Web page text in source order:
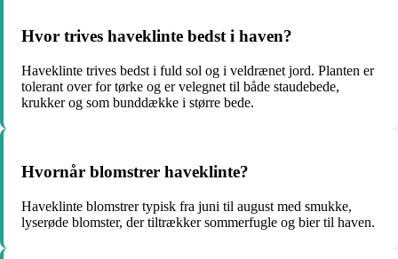
Hvor trives haveklinte bedst i haven?
Haveklinte trives bedst i fuld sol og i veldrænet jord. Planten er
tolerant over for tørke og er velegnet til både staudebede,
krukker og som bunddække i større bede.
Hvornår blomstrer haveklinte?
Haveklinte blomstrer typisk fra juni til august med smukke,
lyserøde blomster, der tiltrækker sommerfugle og bier til haven.